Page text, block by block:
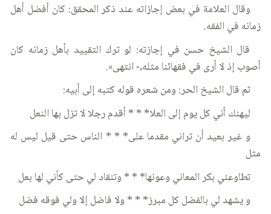
وقال العلامة في بعض إجازاته عند ذكر المحقق: كان أفضل أهل
زمانه في الفقه.
قال الشيخ حسن في إجازته: لو ترك التقييد بأهل زمانه كان
أصوب إذ لا أرى في فقهائنا مثله،- انتهى».
ثم قال الشيخ الحر: ومن شعره قوله كتبه إلى أبيه:
ليهنك أني كل يوم إلى العلا* * * أقدم رجلا لا تزل بها النعل
و غير بعيد أن تراني مقدما على* * * الناس حتى قيل ليس له
مثل
تطاوعني بكر المعاني وعونها* * * وتنقاد لي حتى كأني لها بعل
و يشهد لي بالفضل كل مبرز* * * ولا فاضل إلا ولي فوقه فضل